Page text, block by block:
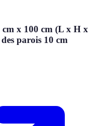
x 100 cm (L x H x
parois 10 cm